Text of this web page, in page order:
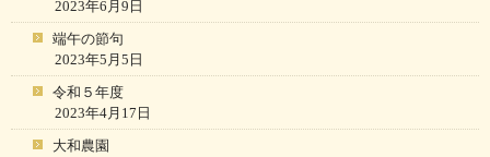
2023年6月9日
端午の節句
2023年5月5日
令和５年度
2023年4月17日
大和農園